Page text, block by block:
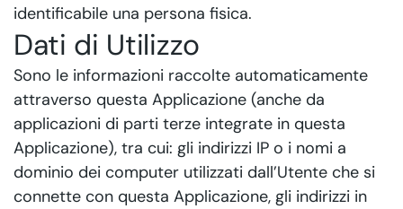
identificabile una persona fisica.
Dati di Utilizzo
Sono le informazioni raccolte automaticamente
attraverso questa Applicazione (anche da
applicazioni di parti terze integrate in questa
Applicazione), tra cui: gli indirizzi IP o i nomi a
dominio dei computer utilizzati dall’Utente che si
connette con questa Applicazione, gli indirizzi in